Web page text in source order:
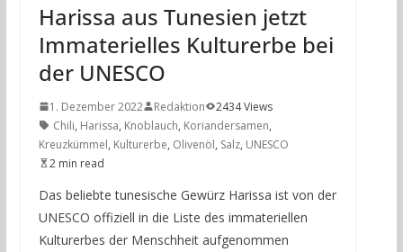
Harissa aus Tunesien jetzt
Immaterielles Kulturerbe bei
der UNESCO
1. Dezember 2022 Redaktion
2434 Views
Chili, Harissa, Knoblauch, Koriandersamen,
Kreuzkümmel, Kulturerbe, Olivenöl, Salz, UNESCO
2 min read
Das beliebte tunesische Gewürz Harissa ist von der
UNESCO offiziell in die Liste des immateriellen
Kulturerbes der Menschheit aufgenommen